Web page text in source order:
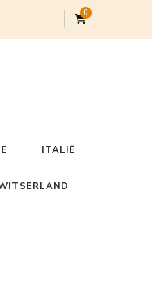
0
ITALIË